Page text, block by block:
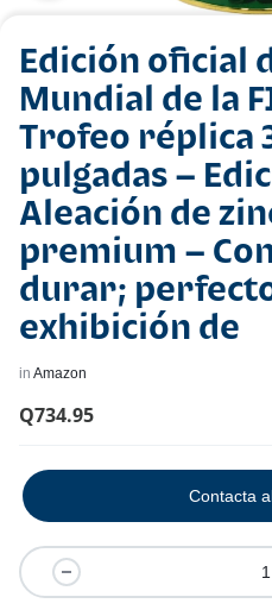
Edición oficial
Mundial de la
Trofeo réplica
pulgadas –
Aleación de
premium –
durar;
exhibición de
in Amazon
Q734.95
Contacta